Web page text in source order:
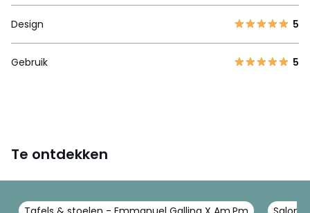
Design 5
Gebruik 5
Te ontdekken